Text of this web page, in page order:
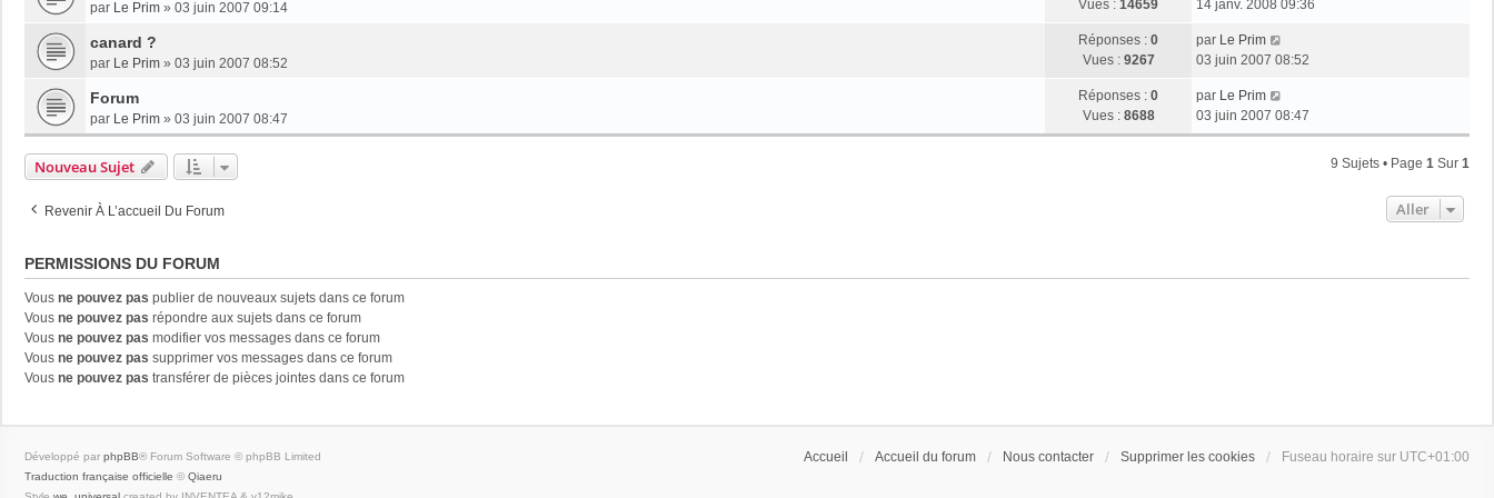
a
g
m
s
a
g
e
i
r
m
s
par Le Prim » 03 juin 2007 09:14
Vues : 14659
e
n
i
r
m
14 janv. 2008 09:36
canard ?
par Le Prim » 03 juin 2007 08:52
Réponses : 0
Vues : 9267
D
e
n
i
e
g
par Le Prim
03 juin 2007 08:52
Forum
par Le Prim » 03 juin 2007 08:47
Réponses : 0
Vues : 8688
D
e
r
s
par Le Prim
03 juin 2007 08:47
Nouveau Sujet 9 Sujets • Page 1 Sur 1
Revenir À L’accueil Du Forum Aller
PERMISSIONS DU FORUM
Vous ne pouvez pas publier de nouveaux sujets dans ce forum
Vous ne pouvez pas répondre aux sujets dans ce forum
Vous ne pouvez pas modifier vos messages dans ce forum
Vous ne pouvez pas supprimer vos messages dans ce forum
Vous ne pouvez pas transférer de pièces jointes dans ce forum
Accueil Accueil du forum Nous contacter Supprimer les cookies Fuseau horaire sur UTC+01:00
Développé par phpBB® Forum Software © phpBB Limited
Traduction française officielle © Qiaeru